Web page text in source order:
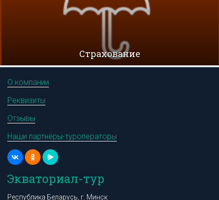
Cтрахование
О компании
Реквизиты
Отзывы
Наши партнёры-туроператоры
Экваториал-тур
Республика Беларусь, г. Минск